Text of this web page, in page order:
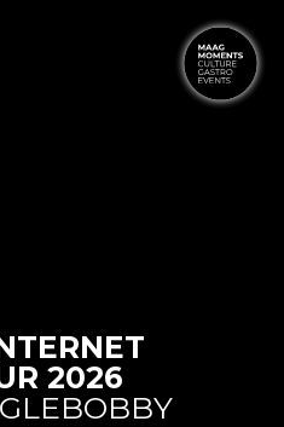
2026